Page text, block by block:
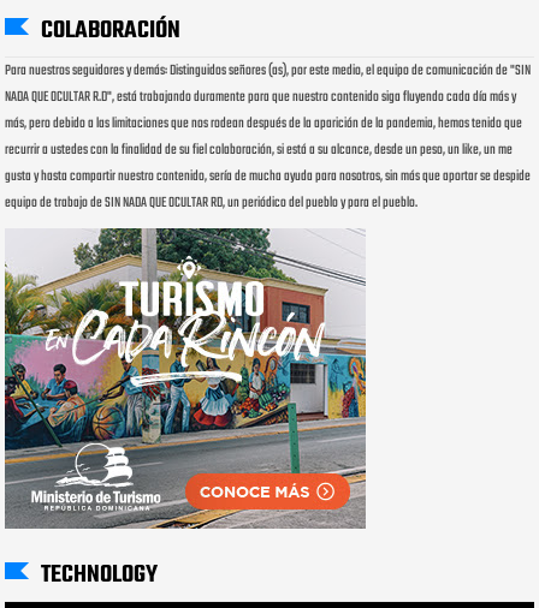
COLABORACIÓN
Para nuestros seguidores y demás: Distinguidos señores (as), por este medio, el equipo de comunicación de "SIN
NADA QUE OCULTAR R.D", está trabajando duramente para que nuestro contenido siga fluyendo cada día más y
más, pero debido a las limitaciones que nos rodean después de la aparición de la pandemia, hemos tenido que
recurrir a ustedes con la finalidad de su fiel colaboración, si está a su alcance, desde un peso, un like, un me
gusta y hasta compartir nuestro contenido, sería de mucha ayuda para nosotros, sin más que aportar se despide
equipo de trabajo de SIN NADA QUE OCULTAR RD, un periódico del pueblo y para el pueblo.
TECHNOLOGY